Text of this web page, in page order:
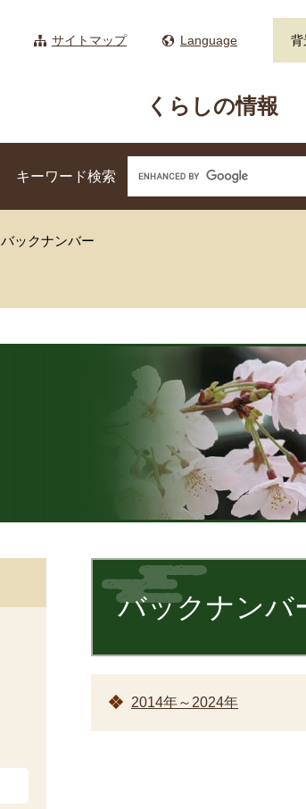
サイトマップ Language 背
くらしの情報
キーワード検索
バックナンバー
文
バックナンバ
2014年～2024年